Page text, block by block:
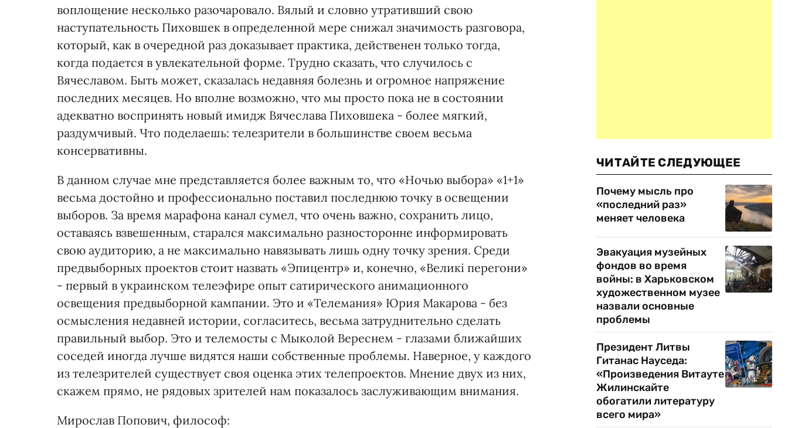
воплощение несколько разочаровало. Вялый и словно утративший свою
наступательность Пиховшек в определенной мере снижал значимость разговора,
который, как в очередной раз доказывает практика, действенен только тогда,
когда подается в увлекательной форме. Трудно сказать, что случилось с
Вячеславом. Быть может, сказалась недавняя болезнь и огромное напряжение
последних месяцев. Но вполне возможно, что мы просто пока не в состоянии
адекватно воспринять новый имидж Вячеслава Пиховшека - более мягкий,
раздумчивый. Что поделаешь: телезрители в большинстве своем весьма
консервативны.
В данном случае мне представляется более важным то, что «Ночью выбора» «1+1»
весьма достойно и профессионально поставил последнюю точку в освещении
выборов. За время марафона канал сумел, что очень важно, сохранить лицо,
оставаясь взвешенным, старался максимально разносторонне информировать
свою аудиторию, а не максимально навязывать лишь одну точку зрения. Среди
предвыборных проектов стоит назвать «Эпицентр» и, конечно, «Великі перегони»
- первый в украинском телеэфире опыт сатирического анимационного
освещения предвыборной кампании. Это и «Телемания» Юрия Макарова - без
осмысления недавней истории, согласитесь, весьма затруднительно сделать
правильный выбор. Это и телемосты с Мыколой Вереснем - глазами ближайших
соседей иногда лучше видятся наши собственные проблемы. Наверное, у каждого
из телезрителей существует своя оценка этих телепроектов. Мнение двух из них,
скажем прямо, не рядовых зрителей нам показалось заслуживающим внимания.
Мирослав Попович, философ:
ЧИТАЙТЕ СЛЕДУЮЩЕЕ
Почему мысль про
«последний раз»
меняет человека
Эвакуация музейных
фондов во время
войны: в Харьковском
художественном музее
назвали основные
проблемы
Президент Литвы
Гитанас Науседа:
«Произведения Витауте
Жилинскайте
обогатили литературу
всего мира»